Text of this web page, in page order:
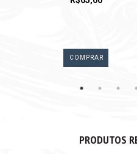
COMPRAR
PRODUTOS